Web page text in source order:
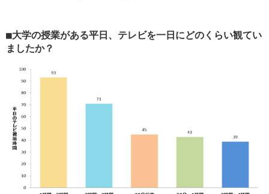
■大学の授業がある平日、テレビを一日にどのくらい観てい
ましたか？